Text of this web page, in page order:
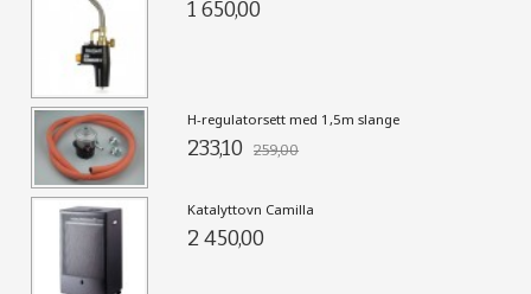
1 650,00
H-regulatorsett med 1,5m slange
233,10 259,00
Katalyttovn Camilla
2 450,00